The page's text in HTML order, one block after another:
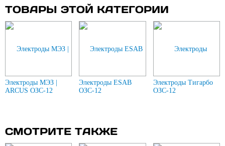
ТОВАРЫ ЭТОЙ КАТЕГОРИИ
Электроды МЭЗ |
ARCUS ОЗС-12
Электроды ESAB
ОЗС-12
Электроды Тигарбо
ОЗС-12
СМОТРИТЕ ТАКЖЕ